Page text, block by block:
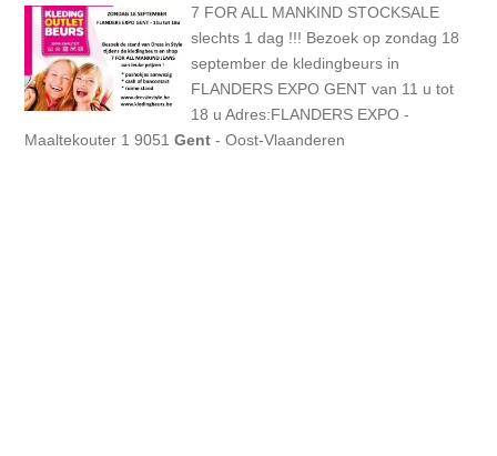
7 FOR ALL MANKIND STOCKSALE
slechts 1 dag !!! Bezoek op zondag 18
september de kledingbeurs in
FLANDERS EXPO GENT van 11 u tot
18 u Adres:FLANDERS EXPO -
Maaltekouter 1 9051Gent - Oost-Vlaanderen